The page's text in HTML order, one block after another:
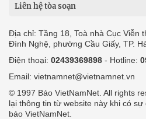
Liên hệ tòa soạn
Địa chỉ: Tầng 18, Toà nhà Cục Viễn
Đình Nghệ, phường Cầu Giấy, TP.
Điện thoại: 02439369898 - Hotline:
Email: vietnamnet@vietnamnet.vn
© 1997 Báo VietNamNet. All rights
lại thông tin từ website này khi có
báo VietNamNet.